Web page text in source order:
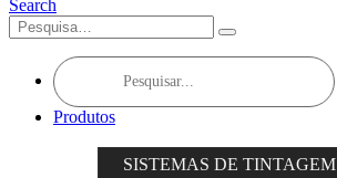
Search
Products
search
Produtos
SISTEMAS DE TINTAGEM